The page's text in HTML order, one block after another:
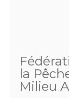
la
Milieu